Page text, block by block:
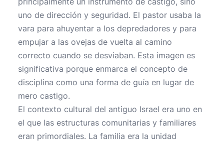
uno de dirección y seguridad. El pastor usaba la
vara para ahuyentar a los depredadores y para
empujar a las ovejas de vuelta al camino
correcto cuando se desviaban. Esta imagen es
significativa porque enmarca el concepto de
disciplina como una forma de guía en lugar de
mero castigo.
El contexto cultural del antiguo Israel era uno en
el que las estructuras comunitarias y familiares
eran primordiales. La familia era la unidad